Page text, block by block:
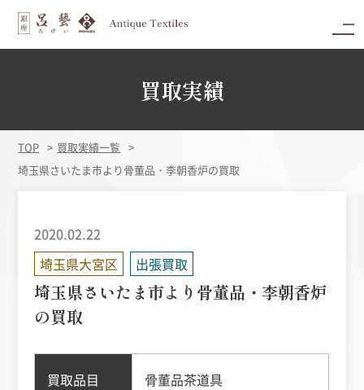
買取実績
TOP
買取実績一覧
埼玉県さいたま市より骨董品・李朝香炉の買取
2020.02.22
埼玉県大宮区
出張買取
埼玉県さいたま市より骨董品・李朝香炉
の買取
買取品目 骨董品茶道具